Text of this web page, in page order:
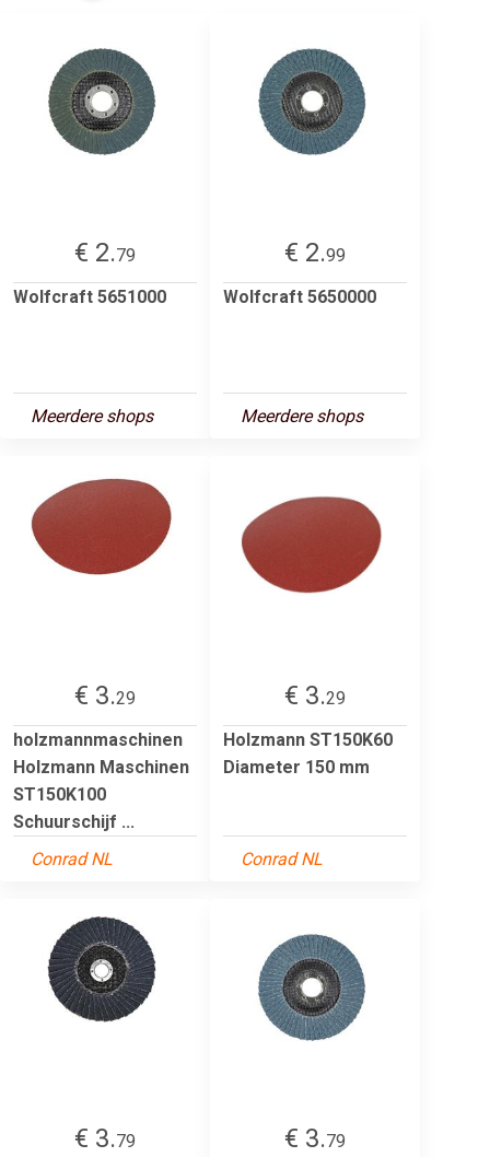
€ 2.79
Wolfcraft 5651000
Meerdere shops
€ 2.99
Wolfcraft 5650000
Meerdere shops
€ 3.29
holzmannmaschinen
Holzmann Maschinen
ST150K100
Schuurschijf ...
Conrad NL
€ 3.29
Holzmann ST150K60
Diameter 150 mm
Conrad NL
€ 3.79
€ 3.79